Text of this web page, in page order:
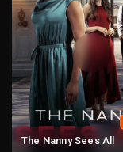
The Nanny Sees All